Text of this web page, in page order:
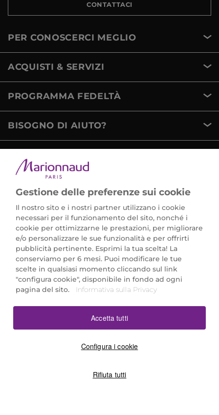
CONTATTACI
PER CONOSCERCI MEGLIO
ACQUISTI & SERVIZI
PROGRAMMA FEDELTÀ
BISOGNO DI AIUTO?
Marionnaud Parfumeries Italia S.r.l.
Largo Fiera Milano 5, 20017 Rho (MI)
REA Milano 1650024 con P.IVA 13425220152.
SCARICA LA NOSTRA APP
Gestione delle preferenze sui cookie
Il nostro sito e i nostri partner utilizzano i cookie
necessari per il funzionamento del sito, nonché i
cookie per ottimizzarne le prestazioni, per migliorare
e/o personalizzare le sue funzionalità e per offrirti
pubblicità pertinente. Esprimi la tua scelta! La
conserviamo per 6 mesi. Puoi modificare le tue
scelte in qualsiasi momento cliccando sul link
"configura cookie", disponibile in fondo ad ogni
pagina del sito.
Informativa sulla Privacy
Configura i cookie
Rifiuta tutti
Accetta tutti